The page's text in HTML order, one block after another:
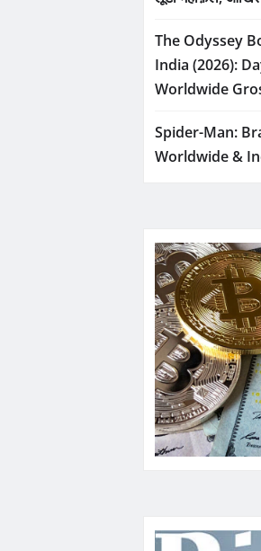
The Odyssey
India (2026):
Worldwide
Spider-Man:
Worldwide &